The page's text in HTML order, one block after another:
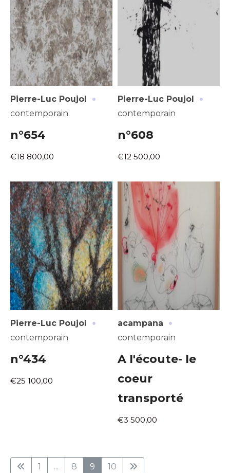
Pierre-Luc Poujol ·
contemporain
n°654
€18 800,00
Pierre-Luc Poujol ·
contemporain
n°608
€12 500,00
Pierre-Luc Poujol ·
contemporain
n°434
€25 100,00
acampana ·
contemporain
A l'écoute- le
coeur
transporté
€3 500,00
1 ... 8 9 10